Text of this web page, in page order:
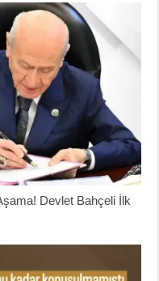
Devlet Bahçeli İlk